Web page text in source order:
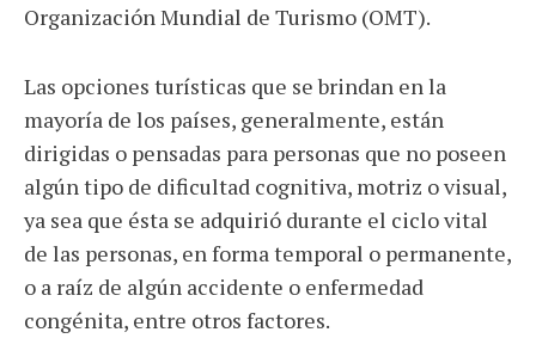
Organización Mundial de Turismo (OMT).
Las opciones turísticas que se brindan en la
mayoría de los países, generalmente, están
dirigidas o pensadas para personas que no poseen
algún tipo de dificultad cognitiva, motriz o visual,
ya sea que ésta se adquirió durante el ciclo vital
de las personas, en forma temporal o permanente,
o a raíz de algún accidente o enfermedad
congénita, entre otros factores.